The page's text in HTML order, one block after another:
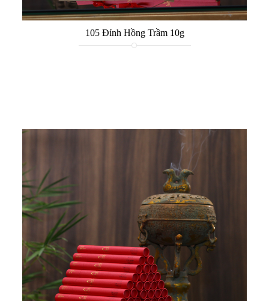
105 Đỉnh Hồng Trầm 10g